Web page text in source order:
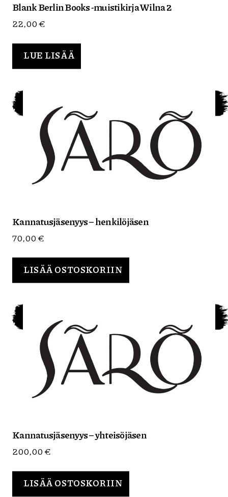
Blank Berlin Books -muistikirja Wilna 2
22,00€
LUE LISÄÄ
Kannatusjäsenyys – henkilöjäsen
70,00€
LISÄÄ OSTOSKORIIN
Kannatusjäsenyys – yhteisöjäsen
200,00€
LISÄÄ OSTOSKORIIN